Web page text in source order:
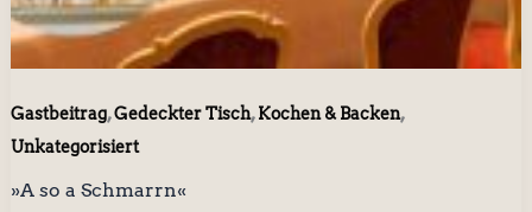
Gastbeitrag,Gedeckter Tisch,Kochen & Backen,
Unkategorisiert
»A so a Schmarrn«